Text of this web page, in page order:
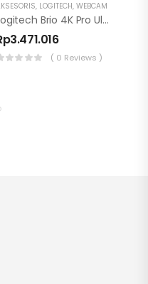
, LOGITECH, WEBCAM
Logitech Brio 4K Pro Ultra For Business Webcam
3.471.016
( 0 Reviews )